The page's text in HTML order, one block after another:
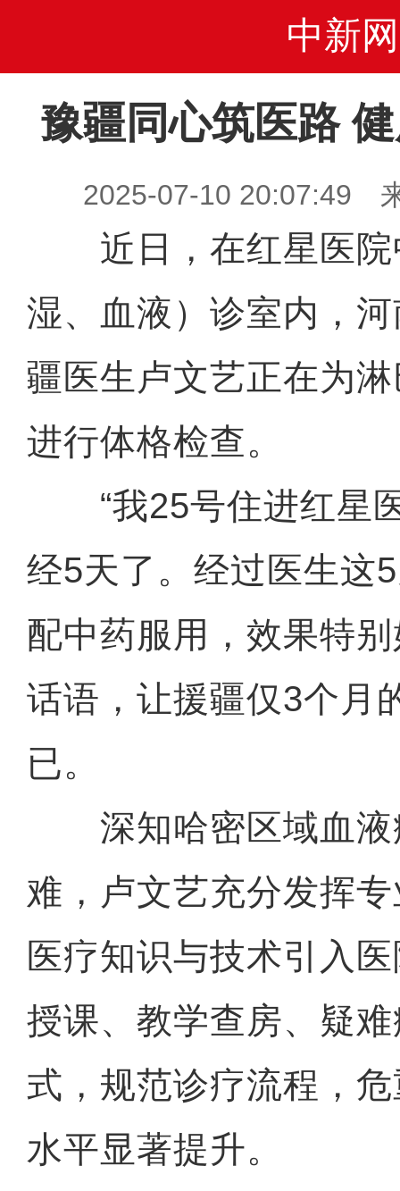
中新网
豫疆同心筑医路
2025-07-10 20:07:49
近日，在红星医院
湿、血液）诊室内，
疆医生卢文艺正在为
进行体格检查。
“我25号住进红星
经5天了。经过医生这
配中药服用，效果特
话语，让援疆仅3个月
已。
深知哈密区域血液
难，卢文艺充分发挥
医疗知识与技术引入
授课、教学查房、疑
式，规范诊疗流程，
水平显著提升。